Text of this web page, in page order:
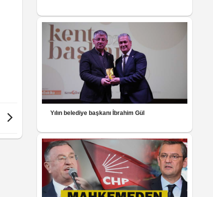
Yılın belediye başkanı İbrahim Gül